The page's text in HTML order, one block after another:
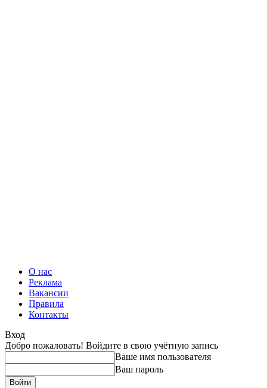
О нас
Реклама
Вакансии
Правила
Контакты
Вход
Добро пожаловать! Войдите в свою учётную запись
Ваше имя пользователя
Ваш пароль